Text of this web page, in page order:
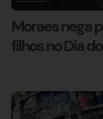
Moraes nega
filhos no Dia